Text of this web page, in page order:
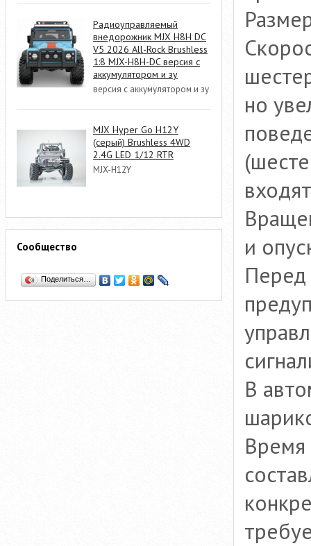
Радиоуправляемый
внедорожник MJX H8H DC
V5 2026 All-Rock Brushless
1:8 MJX-H8H-DC версия с
аккумулятором и зу
версия с аккумулятором и зу
MJX Hyper Go H12Y
(серый) Brushless 4WD
2.4G LED 1/12 RTR
MJX-H12Y
Сообщество
Поделиться…
но
и
Перед
В
Время